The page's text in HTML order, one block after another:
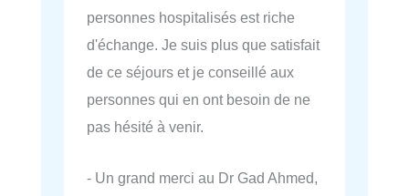
personnes hospitalisés est riche
d'échange. Je suis plus que satisfait
de ce séjours et je conseillé aux
personnes qui en ont besoin de ne
pas hésité à venir.
- Un grand merci au Dr Gad Ahmed,